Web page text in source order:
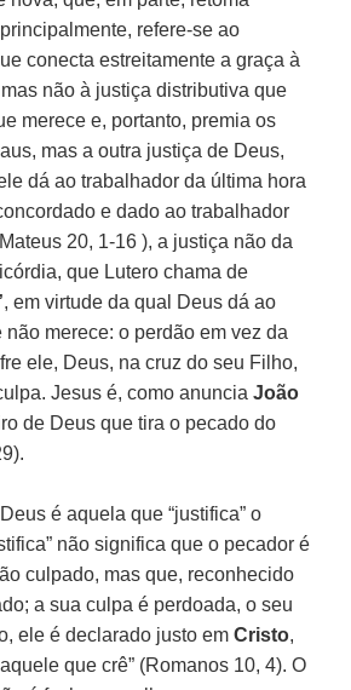
refere-se ao
conecta estreitamente a graça à
não à justiça distributiva que
merece e, portanto, premia os
mas a outra justiça de Deus,
dá ao trabalhador da última hora
e dado ao trabalhador
20, 1-16 ), a justiça não da
que Lutero chama de
, em virtude da qual Deus dá ao
merece: o perdão em vez da
ele, Deus, na cruz do seu Filho,
Jesus é, como anunciaJoão
de Deus que tira o pecado do
é aquela que “justifica” o
não significa que o pecador é
culpado, mas que, reconhecido
a sua culpa é perdoada, o seu
ele é declarado justo emCristo,
que crê” (Romanos 10, 4). O